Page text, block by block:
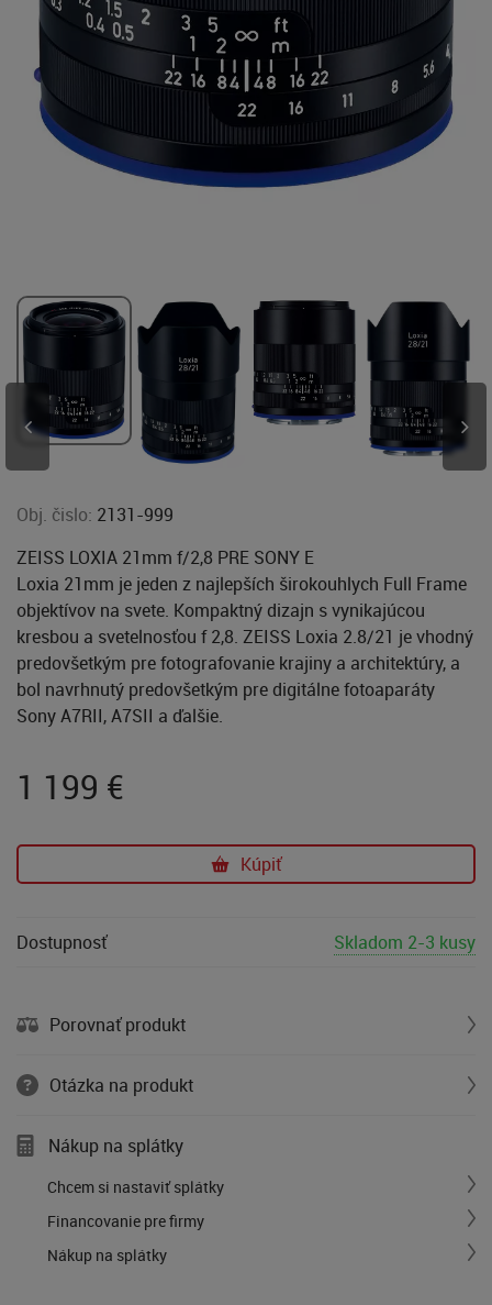
Obj. čislo: 2131-999
ZEISS LOXIA 21mm f/2,8 PRE SONY E
Loxia 21mm je jeden z najlepších širokouhlych Full Frame
objektívov na svete. Kompaktný dizajn s vynikajúcou
kresbou a svetelnosťou f 2,8. ZEISS Loxia 2.8/21 je vhodný
predovšetkým pre fotografovanie krajiny a architektúry, a
bol navrhnutý predovšetkým pre digitálne fotoaparáty
Sony A7RII, A7SII a ďalšie.
1 199 €
Kúpiť
Dostupnosť Skladom 2-3 kusy
Porovnať produkt
Otázka na produkt
Nákup na splátky
Chcem si nastaviť splátky
Financovanie pre firmy
Nákup na splátky